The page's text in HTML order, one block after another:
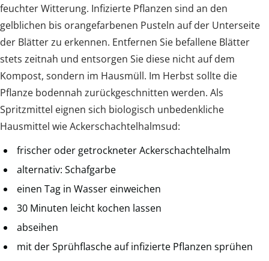
feuchter Witterung. Infizierte Pflanzen sind an den
gelblichen bis orangefarbenen Pusteln auf der Unterseite
der Blätter zu erkennen. Entfernen Sie befallene Blätter
stets zeitnah und entsorgen Sie diese nicht auf dem
Kompost, sondern im Hausmüll. Im Herbst sollte die
Pflanze bodennah zurückgeschnitten werden. Als
Spritzmittel eignen sich biologisch unbedenkliche
Hausmittel wie Ackerschachtelhalmsud:
frischer oder getrockneter Ackerschachtelhalm
alternativ: Schafgarbe
einen Tag in Wasser einweichen
30 Minuten leicht kochen lassen
abseihen
mit der Sprühflasche auf infizierte Pflanzen sprühen